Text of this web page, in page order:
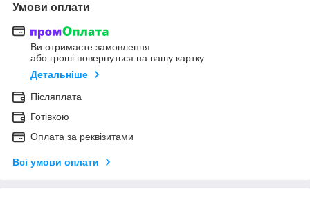
Умови оплати
Ви отримаєте замовлення
або гроші повернуться на вашу картку
Детальніше
Післяплата
Готівкою
Оплата за реквізитами
Всі умови оплати